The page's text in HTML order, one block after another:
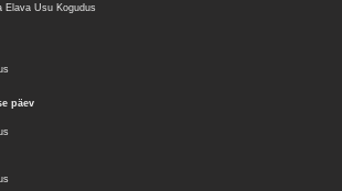
Elava Usu Kogudus
päev